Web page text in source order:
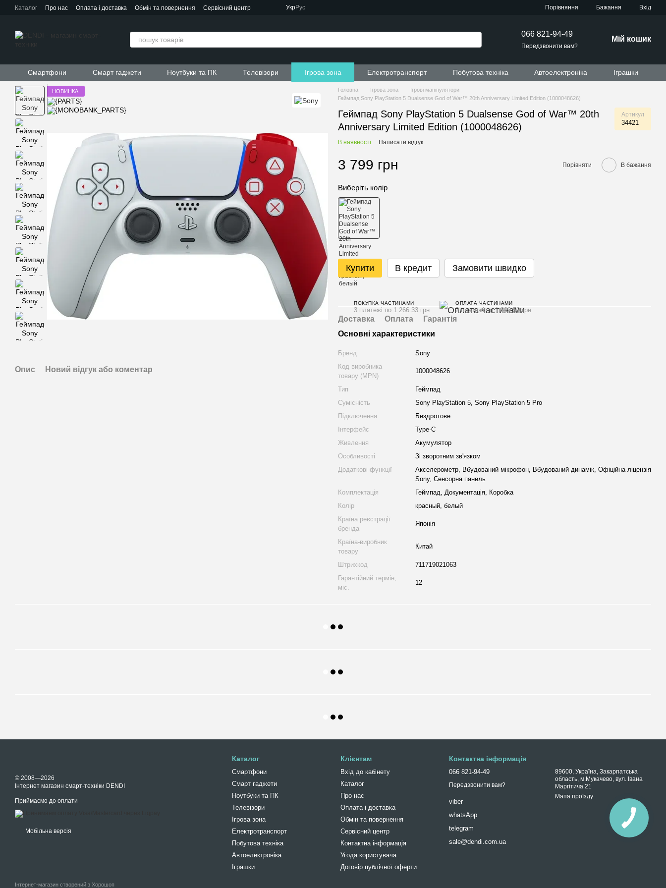
Перейти до основного контенту
Каталог Про нас Оплата і доставка Обмін та повернення
Сервісний центр
УкрРус Порівняння Бажання Вхід
066 821-94-49
Передзвонити вам?
Мій кошик
Смартфони Смарт гаджети Ноутбуки та ПК Телевізори Ігрова зона Електротранспорт Побутова техніка Автоелектроніка Іграшки
НОВИНКА
Опис Новий відгук або коментар
Головна Ігрова зона
Ігрові маніпулятори
Геймпад Sony PlayStation 5 Dualsense God of War™ 20th Anniversary Limited Edition (1000048626)
Геймпад Sony PlayStation 5 Dualsense God of War™ 20th
Anniversary Limited Edition (1000048626)
Артикул
34421
В наявності Написати відгук
3 799 грн Порівняти В бажання
Виберіть колір
Купити В кредит Замовити швидко
ПОКУПКА ЧАСТИНАМИ
3 платежі по 1 266.33 грн
ОПЛАТА ЧАСТИНАМИ
2 платежі по 1 899.50 грн
Доставка Оплата
Гарантія
Основні характеристики
Бренд
Sony
Код виробника
товару (MPN)
1000048626
Тип
Геймпад
Сумісність
Sony PlayStation 5, Sony PlayStation 5 Pro
Підключення
Бездротове
Інтерфейс
Type-C
Живлення
Акумулятор
Особливості
Зі зворотним зв'язком
Додаткові функції
Акселерометр, Вбудований мікрофон, Вбудований динамік, Офіційна ліцензія
Sony, Сенсорна панель
Комплектація
Геймпад, Документація, Коробка
Колір
красный, белый
Країна реєстрації
бренда
Японія
Країна-виробник
товару
Китай
Штрихкод
711719021063
Гарантійний термін,
міс.
12
© 2008—2026
Інтернет магазин смарт-техніки DENDI
Приймаємо до оплати
Мобільна версія
Інтернет-магазин створений з Хорошоп
Каталог
Смартфони
Смарт гаджети
Ноутбуки та ПК
Телевізори
Ігрова зона
Електротранспорт
Побутова техніка
Автоелектроніка
Іграшки
Клієнтам
Вхід до кабінету
Каталог
Про нас
Оплата і доставка
Обмін та повернення
Сервісний центр
Контактна інформація
Угода користувача
Договір публічної оферти
Контактна інформація
066 821-94-49
Передзвонити вам?
viber
whatsApp
telegram
sale@dendi.com.ua
89600, Україна, Закарпатська
область, м.Мукачево, вул. Івана
Маргітича 21
Мапа проїзду